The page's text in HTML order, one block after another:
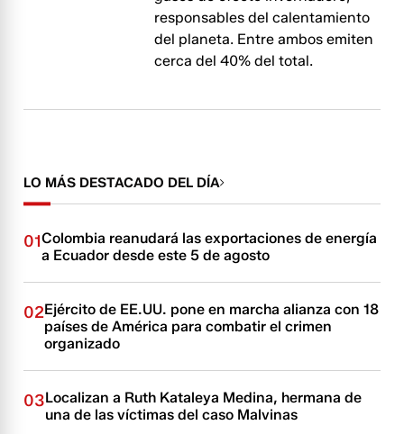
responsables del calentamiento
del planeta. Entre ambos emiten
cerca del 40% del total.
LO MÁS DESTACADO DEL DÍA
01Colombia reanudará las exportaciones de energía
a Ecuador desde este 5 de agosto
02Ejército de EE.UU. pone en marcha alianza con 18
países de América para combatir el crimen
organizado
03Localizan a Ruth Kataleya Medina, hermana de
una de las víctimas del caso Malvinas